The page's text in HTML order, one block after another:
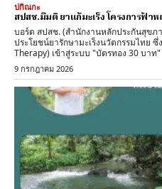
ปกิณกะ
สปสช.มีมติ ยาแก้มะเร็ง โครงการฟ้า
บอร์ด สปสช. (สำนักงานหลักประกันสุข
ประโยชน์ยารักษามะเร็งนวัตกรรมไทย
Therapy) เข้าสู่ระบบ "บัตรทอง 30 บาท"
9 กรกฎาคม 2026